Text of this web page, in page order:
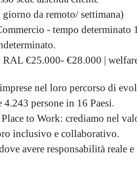
da remoto/ settimana)
- tempo determinato
€25.000- €28.000 |
nel loro percorso di
persone in 16 Paesi.
to Work: crediamo nel
inclusivo e collaborativo.
avere responsabilità reale